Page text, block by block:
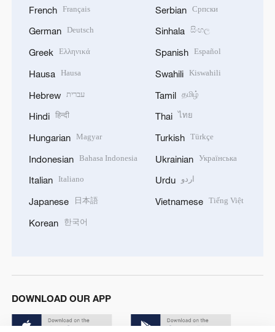
French Français
German Deutsch
Greek Ελληνικά
Hausa Hausa
Hebrew עברית
Hindi हिन्दी
Hungarian Magyar
Indonesian Bahasa Indonesia
Italian Italiano
Japanese 日本語
Korean 한국어
Serbian Српски
Sinhala සිංහල
Spanish Español
Swahili Kiswahili
Tamil தமிழ்
Thai ไทย
Turkish Türkçe
Ukrainian Українська
Urdu اردو
Vietnamese Tiếng Việt
DOWNLOAD OUR APP